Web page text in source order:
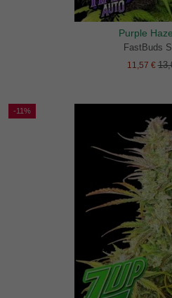
Purple
FastBuds
11,57 €
-11%